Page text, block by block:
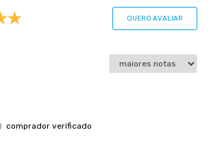
37cm;
da Cama: Material Sintético;
da Auxiliar: Poliéster;
produto (larg. x comp. x alt.)
QUERO AVALIAR
comprador verificado